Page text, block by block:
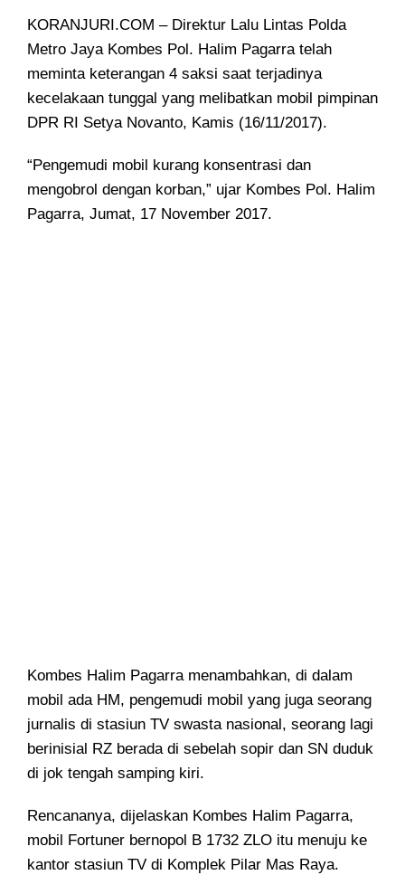
KORANJURI.COM – Direktur Lalu Lintas Polda
Metro Jaya Kombes Pol. Halim Pagarratelah
meminta keterangan 4 saksi saat terjadinya
kecelakaan tunggal yang melibatkan mobil pimpinan
DPR RI Setya Novanto, Kamis (16/11/2017).
“Pengemudi mobil kurang konsentrasi dan
mengobrol dengan korban,” ujar Kombes Pol. Halim
Pagarra, Jumat, 17 November 2017.
Kombes Halim Pagarra menambahkan, di dalam
mobil ada HM, pengemudi mobil yang juga seorang
jurnalis di stasiun TV swasta nasional, seorang lagi
berinisial RZ berada di sebelah sopir dan SN duduk
di jok tengah samping kiri.
Rencananya, dijelaskan Kombes Halim Pagarra,
mobil Fortuner bernopol B 1732 ZLO itu menuju ke
kantor stasiun TV di Komplek Pilar Mas Raya.